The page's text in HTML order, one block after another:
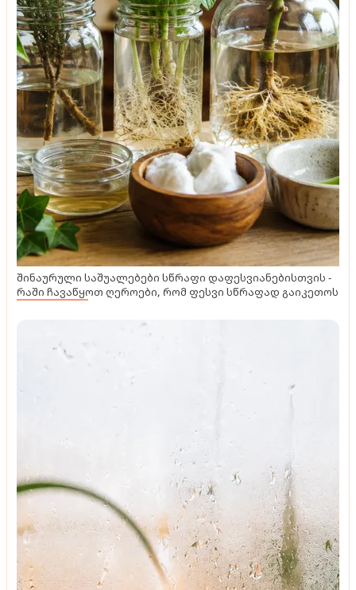
შინაურული საშუალებები სწრაფი დაფესვიანებისთვის -
რაში ჩავაწყოთ ღეროები, რომ ფესვი სწრაფად გაიკეთოს